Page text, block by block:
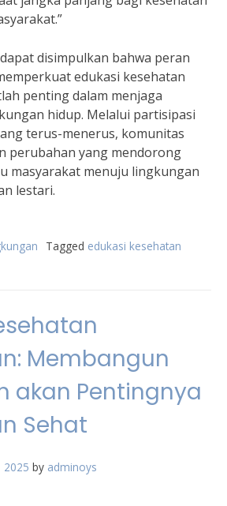
disimpulkan bahwa peran
edukasi kesehatan
penting dalam menjaga
hidup. Melalui partisipasi
terus-menerus, komunitas
perubahan yang mendorong
masyarakat menuju lingkungan
lestari.
Tagged edukasi kesehatan
Membangun
akan Pentingnya
Sehat
2025 by adminoys